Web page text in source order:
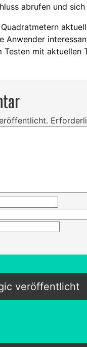
abrufen und
Anwender
mit aktuellen
veröffentlicht